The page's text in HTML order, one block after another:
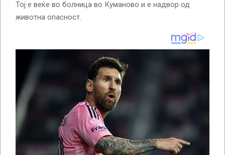
Тој е веќе во болница во Куманово и е надвор од
животна опасност.